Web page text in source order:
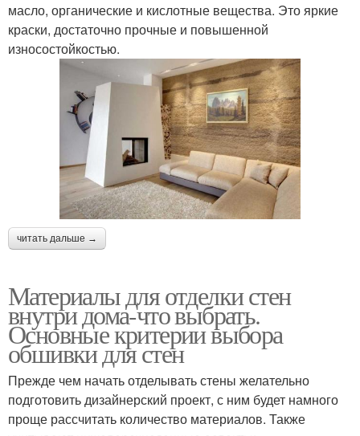
масло, органические и кислотные вещества. Это яркие
краски, достаточно прочные и повышенной
износостойкостью.
читать дальше →
Материалы для отделки стен
внутри дома-что выбрать.
Основные критерии выбора
обшивки для стен
Прежде чем начать отделывать стены желательно
подготовить дизайнерский проект, с ним будет намного
проще рассчитать количество материалов. Также